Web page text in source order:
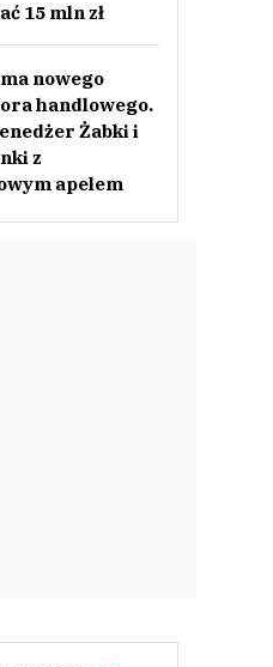
15 mln zł
nowego
handlowego.
Żabki i
z
apelem